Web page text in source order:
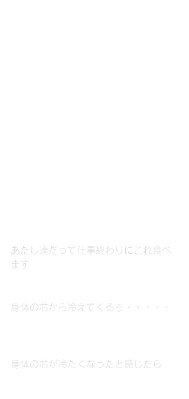
あたし達だって仕事終わりにこれ食べ
ます
身体の芯から冷えてくるぅ・・・・・
身体の芯が冷たくなったと感じたら